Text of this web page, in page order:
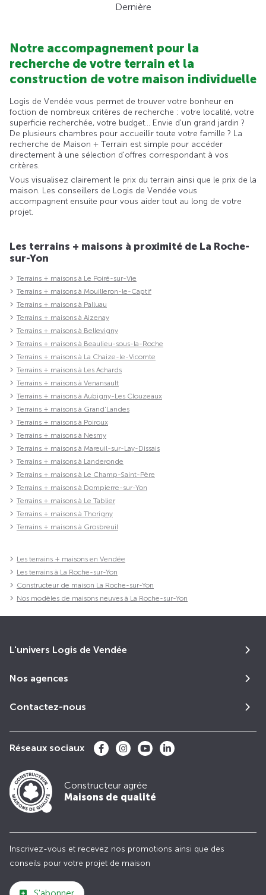
Dernière
Notre accompagnement pour la
recherche de votre terrain et la
construction de votre maison individuelle
Logis de Vendée vous permet de trouver votre bonheur en
foction de nombreux critères de recherche : votre localité, votre
superficie recherchée, votre budget... Envie d'un grand jardin ?
De plusieurs chambres pour accueillir toute votre famille ? La
recherche de Maison + Terrain est simple pour accéder
directement à une sélection d'offres correspondant à vos
critères.
Vous visualisez clairement le prix du terrain ainsi que le prix de la
maison. Les conseillers de Logis de Vendée vous
accompagnent ensuite pour vous aider tout au long de votre
projet.
Les terrains + maisons à proximité de La Roche-
sur-Yon
Terrains + maisons à Le Poiré-sur-Vie
Terrains + maisons à Mouilleron-le-Captif
Terrains + maisons à Palluau
Terrains + maisons à Aizenay
Terrains + maisons à Bellevigny
Terrains + maisons à Beaulieu-sous-la-Roche
Terrains + maisons à La Chaize-le-Vicomte
Terrains + maisons à Les Achards
Terrains + maisons à Venansault
Terrains + maisons à Aubigny-Les Clouzeaux
Terrains + maisons à Grand'Landes
Terrains + maisons à Poiroux
Terrains + maisons à Nesmy
Terrains + maisons à Mareuil-sur-Lay-Dissais
Terrains + maisons à Landeronde
Terrains + maisons à Le Champ-Saint-Père
Terrains + maisons à Dompierre-sur-Yon
Terrains + maisons à Le Tablier
Terrains + maisons à Thorigny
Terrains + maisons à Grosbreuil
Les terrains + maisons en Vendée
Les terrains à La Roche-sur-Yon
Constructeur de maison La Roche-sur-Yon
Nos modèles de maisons neuves à La Roche-sur-Yon
L'univers Logis de Vendée
Nos agences
Contactez-nous
Réseaux sociaux
Constructeur agrée
Maisons de qualité
Inscrivez-vous et recevez nos promotions ainsi que des
conseils pour votre projet de maison